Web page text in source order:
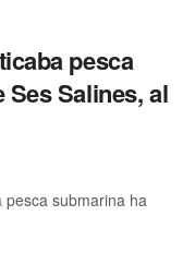
pesca
Salines, al
submarina ha